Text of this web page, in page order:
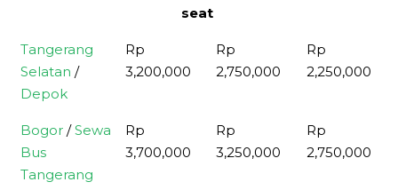
seat
Tujuan
Big Bus 48
& 59 seat
Medium
Bus Long
Medium
Bus 31
Tangerang
Selatan /
Depok
Rp
3,200,000
Rp
2,750,000
Rp
2,250,000
Bogor /Sewa
Bus
Tangerang
Rp
3,700,000
Rp
3,250,000
Rp
2,750,000